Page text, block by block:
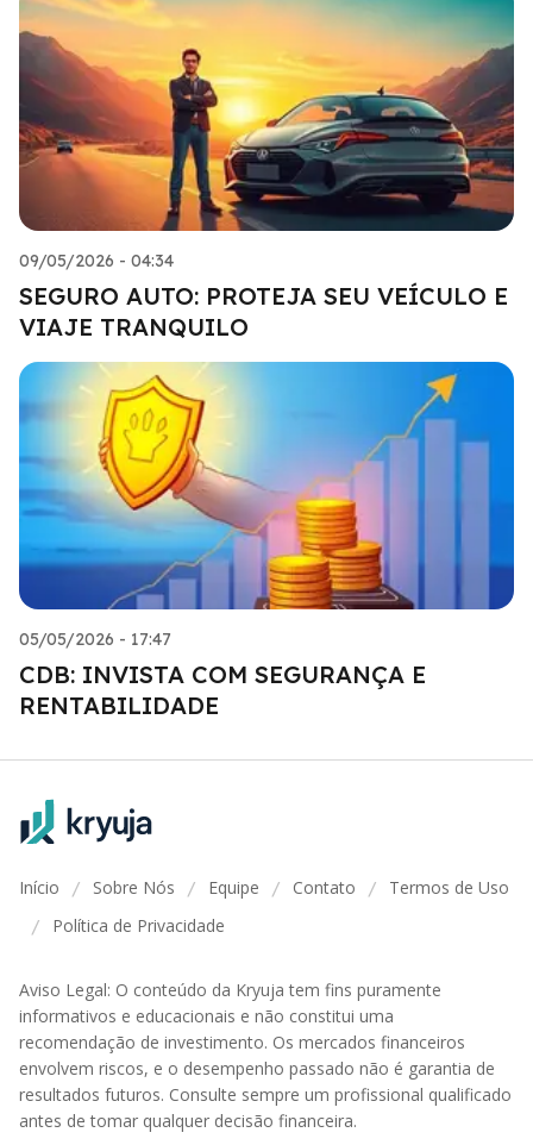
09/05/2026 - 04:34
SEGURO AUTO: PROTEJA SEU VEÍCULO E
VIAJE TRANQUILO
05/05/2026 - 17:47
CDB: INVISTA COM SEGURANÇA E
RENTABILIDADE
Início / Sobre Nós / Equipe / Contato / Termos de Uso
/ Política de Privacidade
Aviso Legal: O conteúdo da Kryuja tem fins puramente
informativos e educacionais e não constitui uma
recomendação de investimento. Os mercados financeiros
envolvem riscos, e o desempenho passado não é garantia de
resultados futuros. Consulte sempre um profissional qualificado
antes de tomar qualquer decisão financeira.